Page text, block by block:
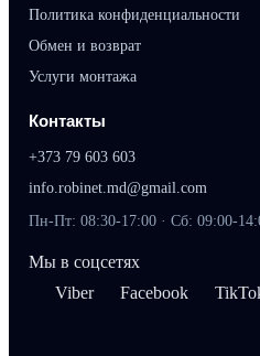
Политика конфиденциальности
Обмен и возврат
Услуги монтажа
Контакты
+373 79 603 603
info.robinet.md@gmail.com
Пн-Пт: 08:30-17:00 · Сб: 09:00-
Мы в соцсетях
Viber
Facebook